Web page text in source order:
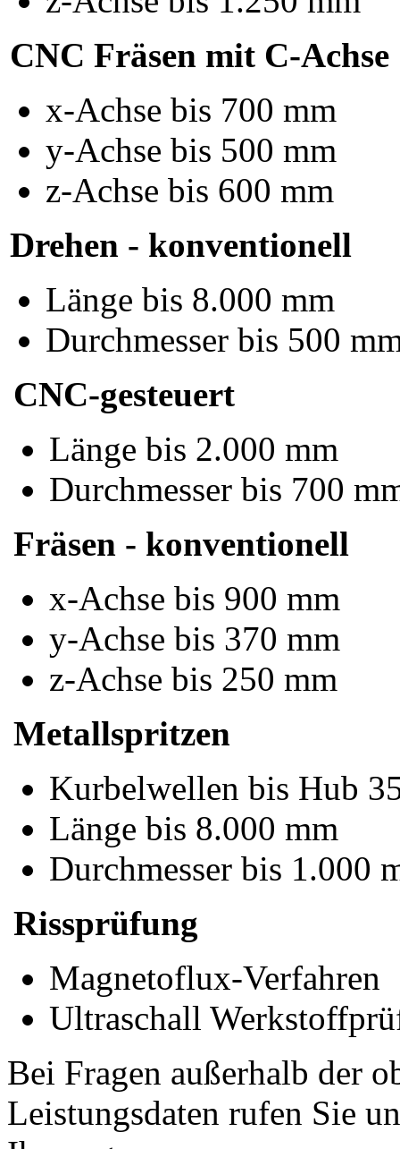
CNC Fräsen mit C-Achse
x-Achse bis 700 mm
y-Achse bis 500 mm
z-Achse bis 600 mm
Drehen - konventionell
Länge bis 8.000 mm
Durchmesser bis 500
CNC-gesteuert
Länge bis 2.000 mm
Durchmesser bis 700
Fräsen - konventionell
x-Achse bis 900 mm
y-Achse bis 370 mm
z-Achse bis 250 mm
Metallspritzen
Kurbelwellen bis Hub
Länge bis 8.000 mm
Durchmesser bis 1.000
Rissprüfung
Magnetoflux-Verfahren
Ultraschall
Bei Fragen außerhalb der
Leistungsdaten rufen Sie